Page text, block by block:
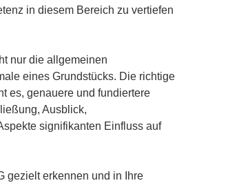
in diesem Bereich zu vertiefen
nur die allgemeinen
eines Grundstücks. Die richtige
es, genauere und fundiertere
Ausblick,
signifikanten Einfluss auf
gezielt erkennen und in Ihre